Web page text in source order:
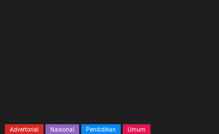
Advertorial Nasional Pendidikan Umum